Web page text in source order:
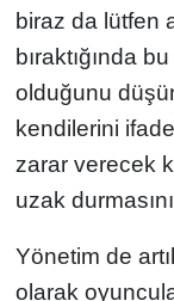
biraz da lütfen
bıraktığında
olduğunu
kendilerini
zarar verecek
uzak
Yönetim de
olarak